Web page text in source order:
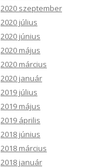
2020 szeptember
2020 július
2020 június
2020 május
2020 március
2020 január
2019 július
2019 május
2019 április
2018 június
2018 március
2018 január